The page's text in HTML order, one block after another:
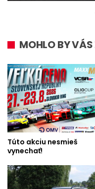
MOHLO BY
Túto akciu nesmieš
vynechať!